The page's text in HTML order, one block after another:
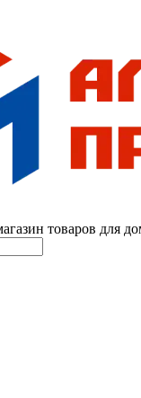
товаров для